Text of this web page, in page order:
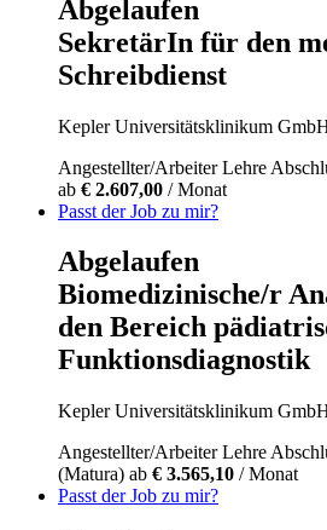
Abgelaufen
SekretärIn für den
Schreibdienst
Kepler Universitätsklinikum
Angestellter/ArbeiterLehre
ab € 2.607,00 / Monat
Passt der Job zu mir?
Abgelaufen
Biomedizinische/r
den Bereich
Funktionsdiagnostik
Kepler Universitätsklinikum
Angestellter/ArbeiterLehre
(Matura) ab € 3.565,10 / Monat
Passt der Job zu mir?